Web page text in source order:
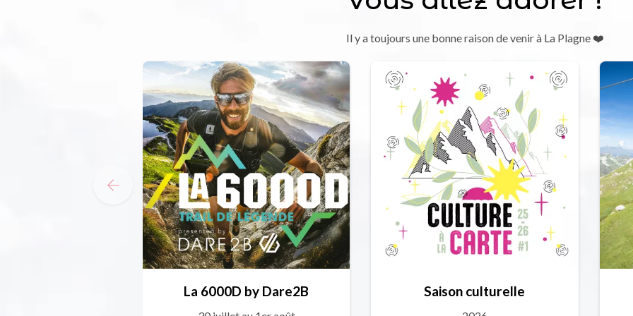
Il y a toujours une bonne raison de venir à La Plagne ❤️
La 6000D by Dare2B Saison culturelle